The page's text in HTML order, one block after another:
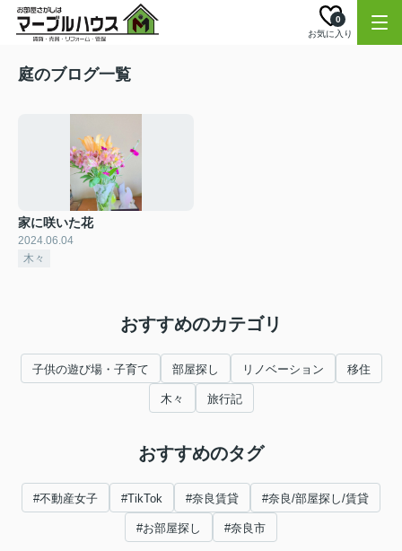
お気に入り
0
庭のブログ一覧
家に咲いた花
2024.06.04
木々
おすすめのカテゴリ
子供の遊び場・子育て 部屋探し リノベーション 移住
木々 旅行記
おすすめのタグ
#不動産女子 #TikTok #奈良賃貸 #奈良/部屋探し/賃貸
#お部屋探し #奈良市